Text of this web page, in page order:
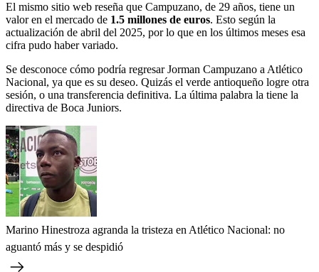
El mismo sitio web reseña que Campuzano, de 29 años, tiene un
valor en el mercado de 1.5 millones de euros. Esto según la
actualización de abril del 2025, por lo que en los últimos meses esa
cifra pudo haber variado.
Se desconoce cómo podría regresar Jorman Campuzano a Atlético
Nacional, ya que es su deseo. Quizás el verde antioqueño logre otra
sesión, o una transferencia definitiva. La última palabra la tiene la
directiva de Boca Juniors.
Marino Hinestroza agranda la tristeza en Atlético Nacional: no
aguantó más y se despidió